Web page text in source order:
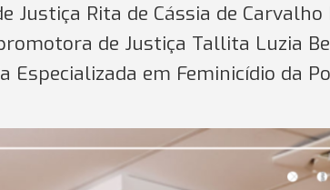
Rita de Cássia de Carvalho
de Justiça Tallita Luzia
em Feminicídio da